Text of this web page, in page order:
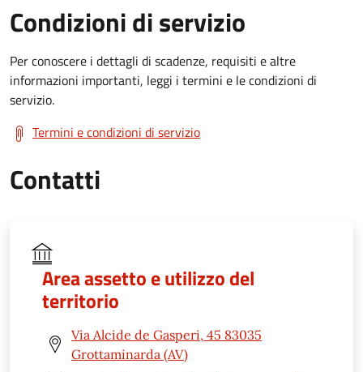
Condizioni di servizio
Per conoscere i dettagli di scadenze, requisiti e altre
informazioni importanti, leggi i termini e le condizioni di
servizio.
Termini e condizioni di servizio
Contatti
Area assetto e utilizzo del
territorio
Via Alcide de Gasperi, 45 83035
Grottaminarda (AV)